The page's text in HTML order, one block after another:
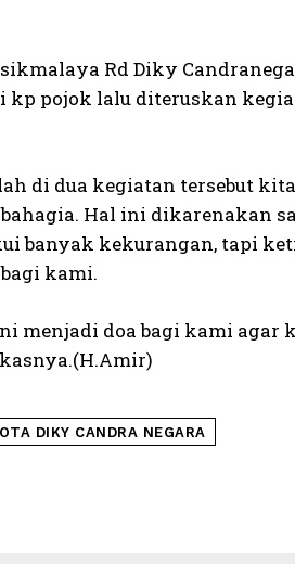
Rd Diky
pojok lalu diteruskan
di dua kegiatan tersebut
Hal ini dikarenakan
banyak kekurangan, tapi
kami.
menjadi doa bagi kami
DIKY CANDRA NEGARA